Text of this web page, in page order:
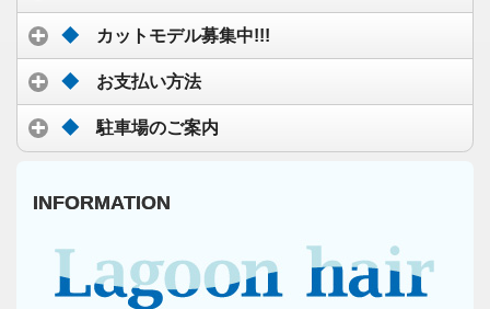
◆ カットモデル募集中!!!
◆ お支払い方法
◆ 駐車場のご案内
INFORMATION